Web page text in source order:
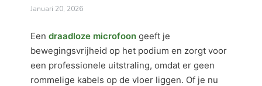
Januari 20, 2026
Een draadloze microfoon geeft je
bewegingsvrijheid op het podium en zorgt voor
een professionele uitstraling, omdat er geen
rommelige kabels op de vloer liggen. Of je nu